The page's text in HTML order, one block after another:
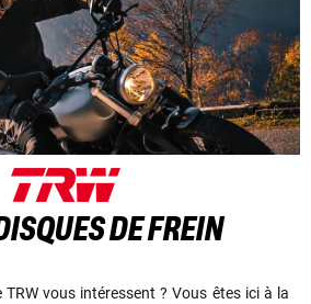
DE FREIN
TRW vous intéressent ? Vous êtes ici à la